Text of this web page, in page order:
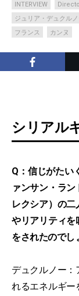
INTERVIEW
ジュリア・デュクル
フランス
カンヌ
シリアル
Q：信じがたい
ァンサン・ラ
レクシア）の
やリアリティを
をされたのでし
デュクルノー
れるエネルギー